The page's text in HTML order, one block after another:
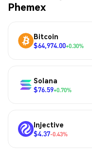
Phemex
Bitcoin
$64,974.00+0.30%
Solana
$76.59+0.70%
Injective
$4.37-0.43%